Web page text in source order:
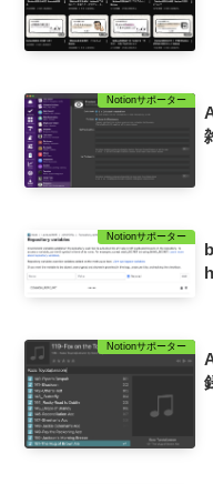
Notionサポーター
Notionサポーター
Notionサポーター